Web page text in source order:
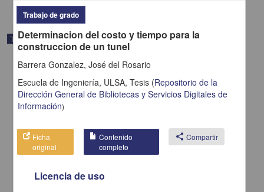
Trabajo de grado
Trabajo de grado
Determinacion del costo y tiempo para la
construccion de un tunel
Barrera Gonzalez, José del Rosario
Escuela de Ingeniería, ULSA, Tesis (Repositorio de la
Dirección General de Bibliotecas y Servicios Digitales de
Información)
Ficha
original
Contenido
completo
share Compartir
Licencia de uso